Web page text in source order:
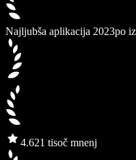
Najljubša aplikacija 2023po
4.621 tisoč mnenj